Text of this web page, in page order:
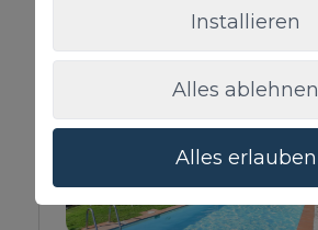
Zusatzleistungen
Installieren
Alles ablehnen
Alles erlauben